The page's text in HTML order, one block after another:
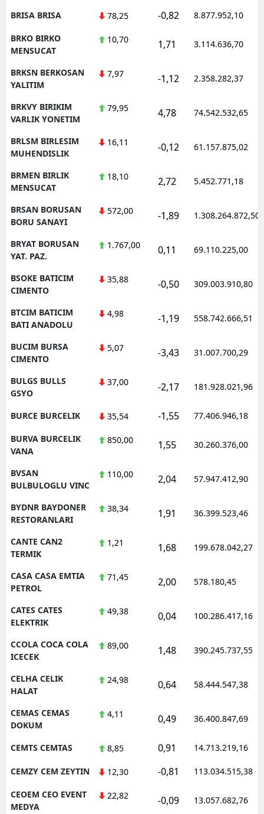
BRISA BRISA 78,25 -0,82 8.877.952,10
BRKO BIRKO
MENSUCAT
10,70 1,71 3.114.636,70
BRKSN BERKOSAN
YALITIM
7,97 -1,12 2.358.282,37
BRKVY BIRIKIM
VARLIK YONETIM
79,95 4,78 74.542.532,65
BRLSM BIRLESIM
MUHENDISLIK
16,11 -0,12 61.157.875,02
BRMEN BIRLIK
MENSUCAT
18,10 2,72 5.452.771,18
BRSAN BORUSAN
BORU SANAYI
572,00 -1,89 1.308.264.872,50
BRYAT BORUSAN
YAT. PAZ.
1.767,00 0,11 69.110.225,00
BSOKE BATICIM
CIMENTO
35,88 -0,50 309.003.910,80
BTCIM BATICIM
BATI ANADOLU
4,98 -1,19 558.742.666,51
BUCIM BURSA
CIMENTO
5,07 -3,43 31.007.700,29
BULGS BULLS
GSYO
37,00 -2,17 181.928.021,96
BURCE BURCELIK 35,54 -1,55 77.406.946,18
BURVA BURCELIK
VANA
850,00 1,55 30.260.376,00
BVSAN
BULBULOGLU VINC
110,00 2,04 57.947.412,90
BYDNR BAYDONER
RESTORANLARI
38,34 1,91 36.399.523,46
CANTE CAN2
TERMIK
1,21 1,68 199.678.042,27
CASA CASA EMTIA
PETROL
71,45 2,00 578.180,45
CATES CATES
ELEKTRIK
49,38 0,04 100.286.417,16
CCOLA COCA COLA
ICECEK
89,00 1,48 390.245.737,55
CELHA CELIK
HALAT
24,98 0,64 58.444.547,38
CEMAS CEMAS
DOKUM
4,11 0,49 36.400.847,69
CEMTS CEMTAS 8,85 0,91 14.713.219,16
CEMZY CEM ZEYTIN 12,30 -0,81 113.034.515,38
CEOEM CEO EVENT
MEDYA
22,82 -0,09 13.057.682,76